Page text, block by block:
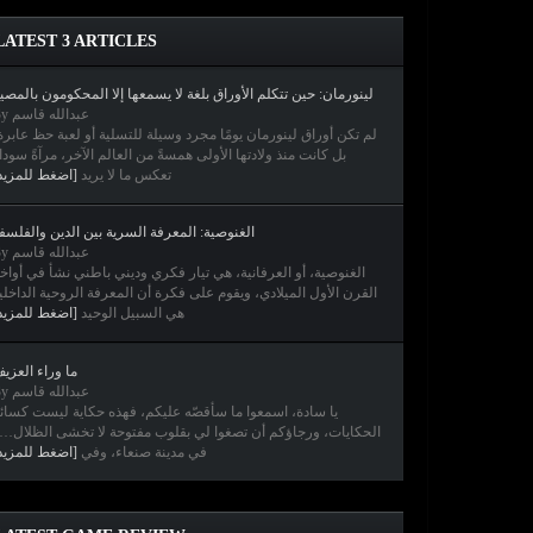
3 ARTICLES
لينورمان: حين تتكلم الأوراق بلغة لا يسمعها إلا المحكومون
By عبدالله قاسم
لم تكن أوراق لينورمان يومًا مجرد وسيلة للتسلية أو لعبة حظ
بل كانت منذ ولادتها الأولى همسةً من العالم الآخر، مرآةً
تعكس ما لا يريد [اضغط
الغنوصية: المعرفة السرية بين الدين
By عبدالله قاسم
الغنوصية، أو العرفانية، هي تيار فكري وديني باطني نشأ في
القرن الأول الميلادي، ويقوم على فكرة أن المعرفة الروحية
هي السبيل الوحيد [اضغط
ما وراء
By عبدالله قاسم
يا سادة، اسمعوا ما سأقصّه عليكم، فهذه حكاية ليست
الحكايات، ورجاؤكم أن تصغوا لي بقلوب مفتوحة لا تخشى الظلال…
في مدينة صنعاء، وفي [اضغط